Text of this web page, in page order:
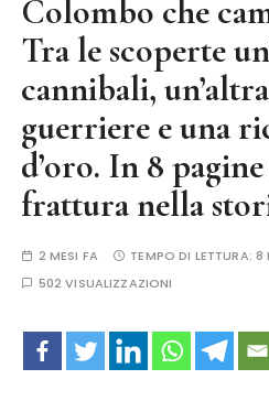
Colombo che
Tra le scoperte
cannibali,
guerriere e una
d’oro. In 8
frattura nella
2 MESI FA TEMPO DI LETTURA:8
502 VISUALIZZAZIONI